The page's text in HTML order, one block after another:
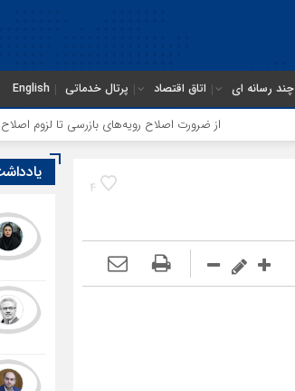
چند رسانه ای اتاق اقتصاد پرتال خدماتی English
از ضرورت اصلاح رویه‌های بازرسی تا لزوم اصلاح حکمرانی در
4